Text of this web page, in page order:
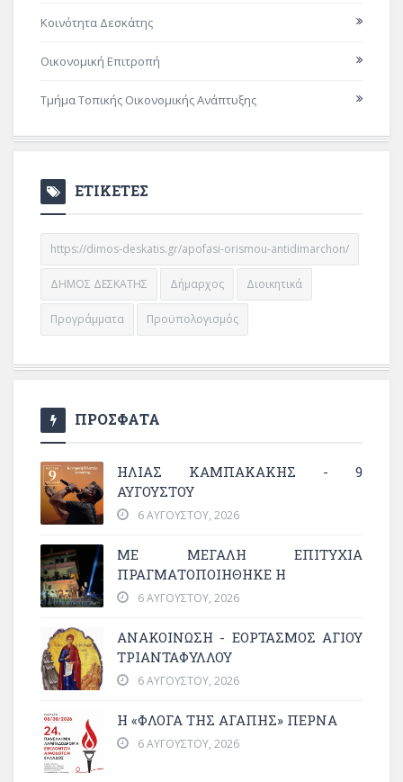
Κοινότητα Δεσκάτης
Οικονομική Επιτροπή
Τμήμα Τοπικής Οικονομικής Ανάπτυξης
ΕΤΙΚΕΤΕΣ
https://dimos-deskatis.gr/apofasi-orismou-antidimarchon/
ΔΗΜΟΣ ΔΕΣΚΑΤΗΣ Δήμαρχος Διοικητικά
Προγράμματα Προϋπολογισμός
ΠΡΟΣΦΑΤΑ
ΗΛΙΑΣ ΚΑΜΠΑΚΑΚΗΣ - 9
ΑΥΓΟΥΣΤΟΥ
6 ΑΥΓΟΎΣΤΟΥ, 2026
ΜΕ ΜΕΓΆΛΗ ΕΠΙΤΥΧΊΑ
ΠΡΑΓΜΑΤΟΠΟΙΉΘΗΚΕ Η
6 ΑΥΓΟΎΣΤΟΥ, 2026
ΑΝΑΚΟΙΝΩΣΗ - ΕΟΡΤΑΣΜΟΣ ΑΓΙΟΥ
ΤΡΙΑΝΤΑΦΥΛΛΟΥ
6 ΑΥΓΟΎΣΤΟΥ, 2026
Η «ΦΛΌΓΑ ΤΗΣ ΑΓΆΠΗΣ» ΠΕΡΝΆ
6 ΑΥΓΟΎΣΤΟΥ, 2026